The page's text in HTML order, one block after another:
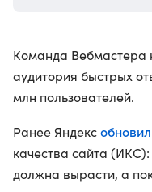
Команда Вебмастера
аудитория быстрых
млн пользователей.
Ранее Яндексобновил
качества сайта (ИКС):
должна вырасти, а